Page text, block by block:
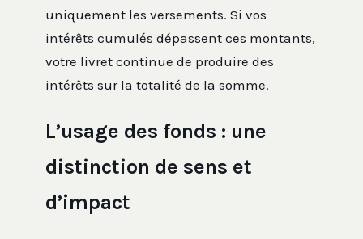
uniquement les versements. Si vos
intérêts cumulés dépassent ces montants,
votre livret continue de produire des
intérêts sur la totalité de la somme.
L’usage des fonds : une
distinction de sens et
d’impact